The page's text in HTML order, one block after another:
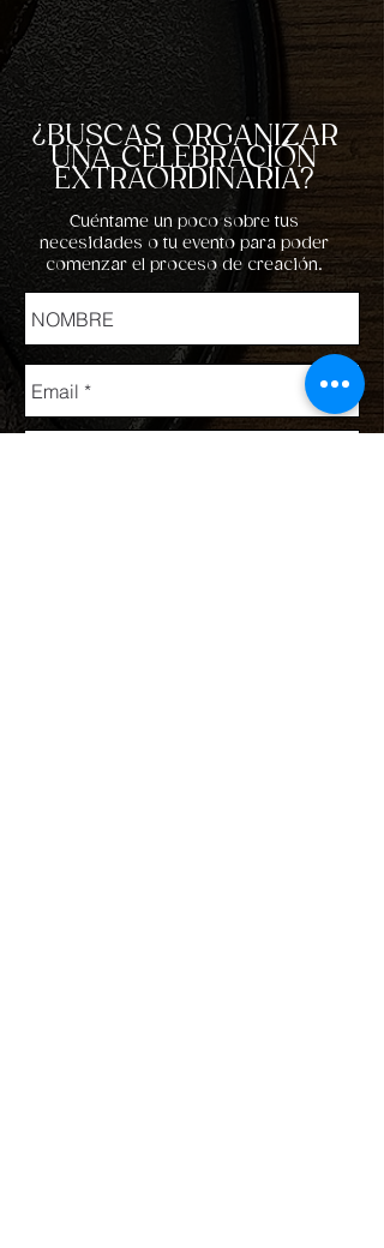
¿BUSCAS ORGANIZAR
UNA CELEBRACIÓN
EXTRAORDINARIA?
Cuéntame un poco sobre tus
necesidades o tu evento para poder
comenzar el proceso de creación.